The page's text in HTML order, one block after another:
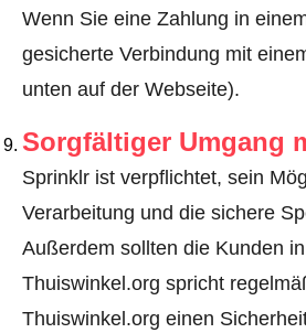
Wenn Sie eine Zahlung in
gesicherte Verbindung mit
unten auf der Webseite).
Sorgfältiger Umgang
Sprinklr ist verpflichtet, sein
Verarbeitung und die sichere
Außerdem sollten die Kunden
Thuiswinkel.org spricht
Thuiswinkel.org einen